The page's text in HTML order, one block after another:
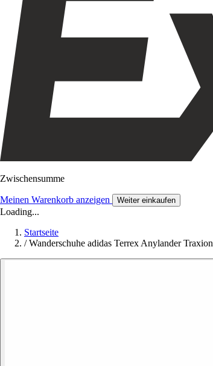
Zwischensumme
Meinen Warenkorb anzeigen Weiter einkaufen
Loading...
Startseite
/ Wanderschuhe adidas Terrex Anylander Traxion